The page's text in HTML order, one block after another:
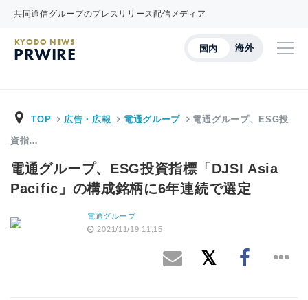
共同通信グループのプレスリリース配信メディア
国内 海外
KYODO NEWS
PRWIRE
TOP 広告・広報 電通グループ 電通グループ、ESG投
資指…
電通グループ、ESG投資指標「DJSI Asia
Pacific」の構成銘柄に6年連続で選定
電通グループ
2021/11/19 11:15